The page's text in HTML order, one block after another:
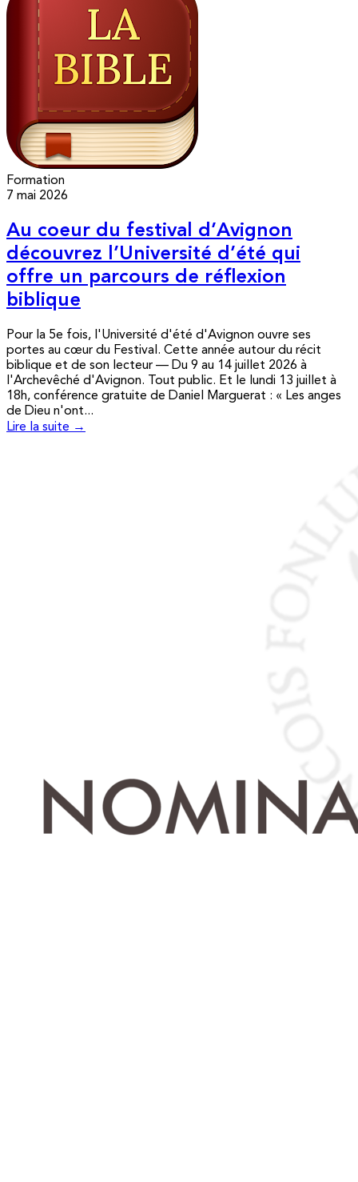
Formation
7 mai 2026
Au coeur du festival d’Avignon
découvrez l’Université d’été qui
offre un parcours de réflexion
biblique
Pour la 5e fois, l'Université d'été d'Avignon ouvre ses
portes au cœur du Festival. Cette année autour du récit
biblique et de son lecteur — Du 9 au 14 juillet 2026 à
l'Archevêché d'Avignon. Tout public. Et le lundi 13 juillet à
18h, conférence gratuite de Daniel Marguerat : « Les anges
de Dieu n'ont...
Lire la suite →